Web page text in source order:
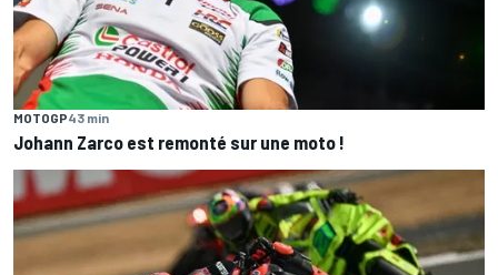
MOTOGP43 min
Johann Zarco est remonté sur une moto !